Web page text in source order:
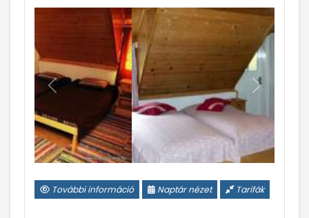
Vissza
További információ Naptár nézet Tarifák